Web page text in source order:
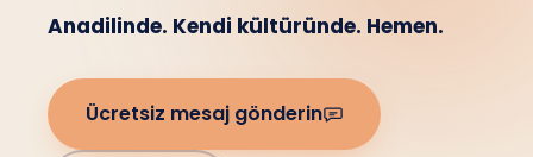
Anadilinde. Kendi kültüründe. Hemen.
Ücretsiz mesaj gönderin